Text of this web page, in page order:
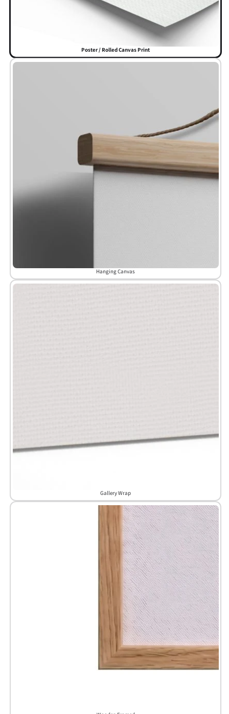
Poster / Rolled Canvas Print
Hanging Canvas
Gallery Wrap